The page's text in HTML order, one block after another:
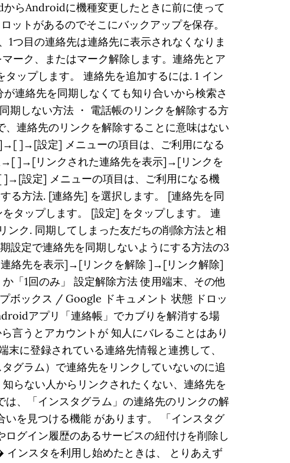
らAndroidに機種変更したときに前に使って
トがあるのでそこにバックアップを保存。
つ目の連絡先は連絡先に表示されなくなりま
ーク、またはマーク解除します。連絡先とア
ップします。 連絡先を追加するには. 1 イン
連絡先を同期しなくても知り合いから検索さ
期しない方法 ・ 電話帳のリンクを解除する方
連絡先のリンクを解除することに意味はない
]→[設定] メニューの項目は、ご利用になる
→[ ]→[リンクされた連絡先を表示]→[リンクを
設定] メニューの項目は、ご利用になる機
る方法. [連絡先] を選択します。 [連絡先を同
タップします。 [設定] をタップします。 連
ク. 同期してしまった友だちの削除方法と相
設定で連絡先を同期しないようにする方法の3
絡先を表示]→[リンクを解除 ]→[リンク解除]
「1回のみ」 設定解除方法 使用端末、その他
ボックス / Google ドキュメント 状態 ドロッ
アプリ「連絡帳」でカブりを解消する場
言うとアカウントが 知人にバレることはあり
に登録されている連絡先情報と連携して、
グラム）で連絡先をリンクしていないのに追
らない人からリンクされたくない、連絡先を
、「インスタグラム」の連絡先のリンクの解
を見つける機能 があります。 「インスタグ
グイン履歴のあるサービスの紐付けを削除し
ンスタを利用し始めたときは、 とりあえず